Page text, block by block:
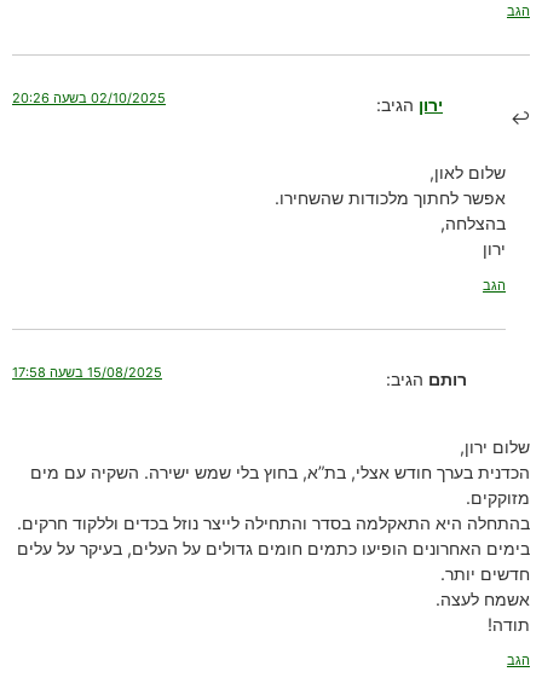
הגב
ירון הגיב: 02/10/2025 בשעה 20:26
שלום לאון,
אפשר לחתוך מלכודות שהשחירו.
בהצלחה,
ירון
הגב
רותם הגיב: 15/08/2025 בשעה 17:58
שלום ירון,
הכדנית בערך חודש אצלי, בת”א, בחוץ בלי שמש ישירה. השקיה עם מים
מזוקקים.
בהתחלה היא התאקלמה בסדר והתחילה לייצר נוזל בכדים וללקוד חרקים.
בימים האחרונים הופיעו כתמים חומים גדולים על העלים, בעיקר על עלים
חדשים יותר.
אשמח לעצה.
תודה!
הגב